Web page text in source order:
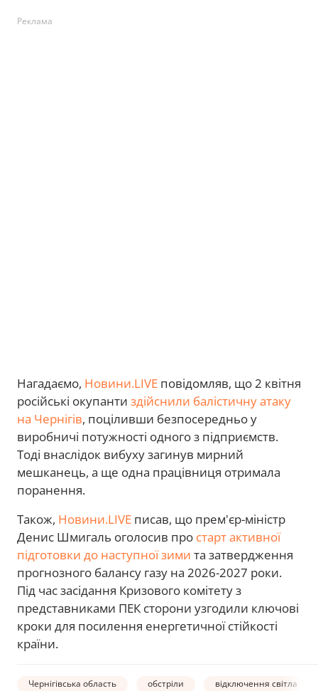
Реклама
Нагадаємо, Новини.LIVE повідомляв, що 2 квітня
російські окупанти здійснили балістичну атаку
на Чернігів, поціливши безпосередньо у
виробничі потужності одного з підприємств.
Тоді внаслідок вибуху загинув мирний
мешканець, а ще одна працівниця отримала
поранення.
Також, Новини.LIVE писав, що прем'єр-міністр
Денис Шмигаль оголосив про старт активної
підготовки до наступної зими та затвердження
прогнозного балансу газу на 2026-2027 роки.
Під час засідання Кризового комітету з
представниками ПЕК сторони узгодили ключові
кроки для посилення енергетичної стійкості
країни.
Чернігівська область обстріли відключення світла